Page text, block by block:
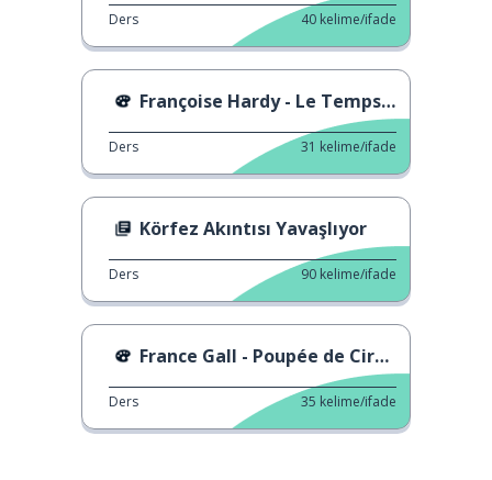
Ders 40 kelime/ifade
Françoise Hardy - Le Temps de l'amour
Ders 31 kelime/ifade
Körfez Akıntısı Yavaşlıyor
Ders 90 kelime/ifade
France Gall - Poupée de Cire, Poupée de Son
Ders 35 kelime/ifade